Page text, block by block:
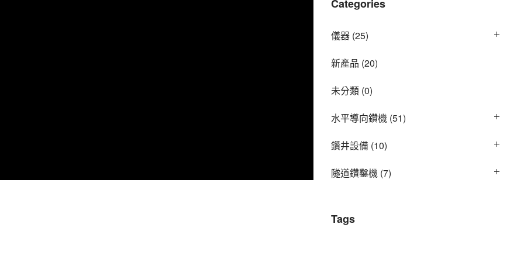
Categories
儀器 (25)
新產品 (20)
未分類 (0)
水平導向鑽機 (51)
鑽井設備 (10)
隧道鑽鑿機 (7)
Tags